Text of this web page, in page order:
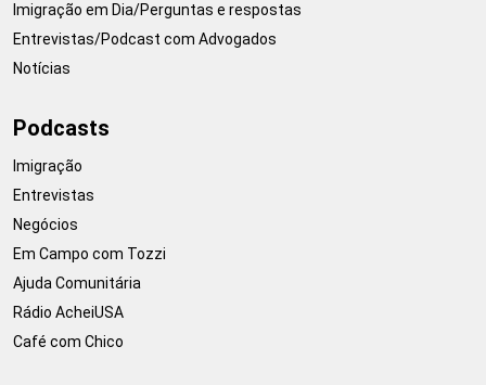
Imigração em Dia/Perguntas e respostas
Entrevistas/Podcast com Advogados
Notícias
Podcasts
Imigração
Entrevistas
Negócios
Em Campo com Tozzi
Ajuda Comunitária
Rádio AcheiUSA
Café com Chico